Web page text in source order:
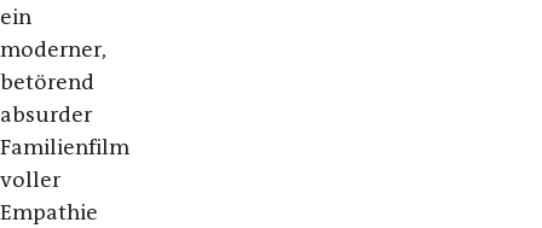
ein
moderner,
betörend
absurder
Familienfilm
voller
Empathie